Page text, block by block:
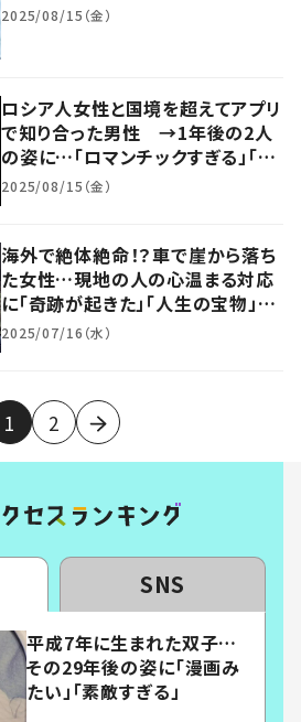
2025/08/15（金）
ロシア人女性と国境を超えてアプリ
で知り合った男性 →1年後の2人
の姿に…「ロマンチックすぎる」「映
画の世界じゃん」「憧れます」
2025/08/15（金）
海外で絶体絶命！？車で崖から落ち
た女性…現地の人の心温まる対応
に「奇跡が起きた」「人生の宝物」
「運が良かった」
2025/07/16（水）
1 2
SNS
平成7年に生まれた双子…
その29年後の姿に「漫画み
たい」「素敵すぎる」